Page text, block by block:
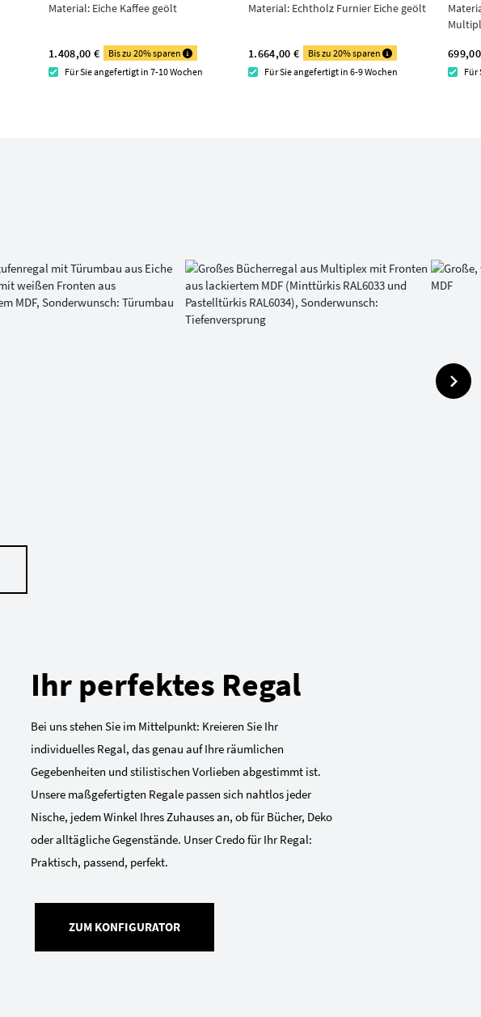
Material: Eiche Kaffee geölt
1.408,00 €
Bis zu 20% sparen
Für Sie angefertigt in 7-10 Wochen
Material: Echtholz Furnier Eiche geölt
1.664,00 €
Bis zu 20% sparen
Für Sie angefertigt in 6-9 Wochen
Für
Ihr perfektes Regal
Bei uns stehen Sie im Mittelpunkt: Kreieren Sie Ihr
individuelles Regal, das genau auf Ihre räumlichen
Gegebenheiten und stilistischen Vorlieben abgestimmt ist.
Unsere maßgefertigten Regale passen sich nahtlos jeder
Nische, jedem Winkel Ihres Zuhauses an, ob für Bücher, Deko
oder alltägliche Gegenstände. Unser Credo für Ihr Regal:
Praktisch, passend, perfekt.
ZUM KONFIGURATOR